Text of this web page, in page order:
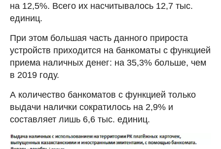
на 12,5%. Всего их насчитывалось 12,7 тыс.
единиц.
При этом большая часть данного прироста
устройств приходится на банкоматы с функцией
приема наличных денег: на 35,3% больше, чем
в 2019 году.
А количество банкоматов с функцией только
выдачи налички сократилось на 2,9% и
составляет лишь 6,6 тыс. единиц.